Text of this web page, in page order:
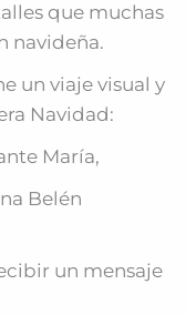
que muchas
navideña.
un viaje visual y
Navidad:
María,
Belén
un mensaje